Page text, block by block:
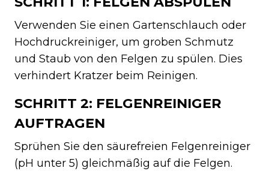
Verwenden Sie einen Gartenschlauch oder
Hochdruckreiniger, um groben Schmutz
und Staub von den Felgen zu spülen. Dies
verhindert Kratzer beim Reinigen.
SCHRITT 2: FELGENREINIGER
AUFTRAGEN
Sprühen Sie den säurefreien Felgenreiniger
(pH unter 5) gleichmäßig auf die Felgen.